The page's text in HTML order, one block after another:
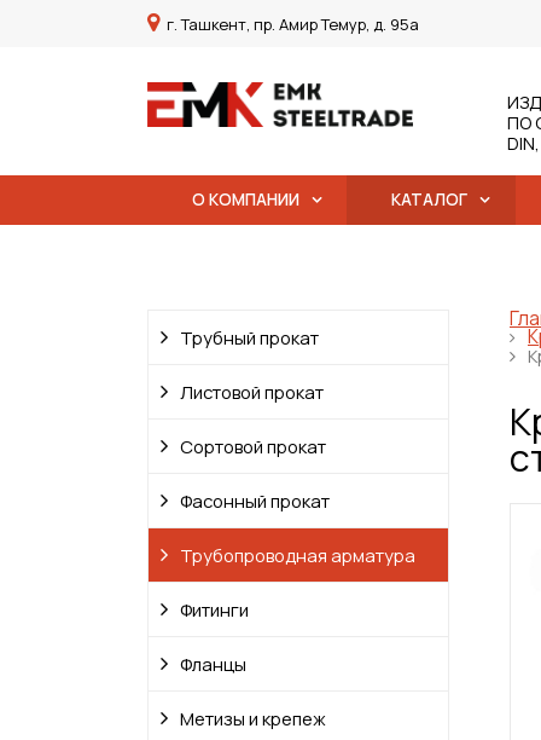
г. Ташкент, пр. Амир Темур, д. 95а
ПО
О КОМПАНИИ КАТАЛОГ
Трубный прокат
Листовой прокат
Сортовой прокат
Фасонный прокат
Трубопроводная арматура
Фитинги
Фланцы
Метизы и крепеж